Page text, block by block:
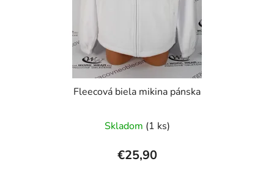
Fleecová biela mikina pánska
Skladom (1 ks)
€25,90